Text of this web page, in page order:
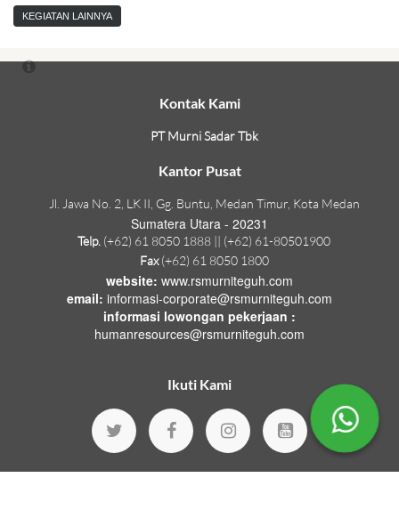
KEGIATAN LAINNYA
Kontak Kami
PT Murni Sadar Tbk
Kantor Pusat
Jl. Jawa No. 2, LK II, Gg. Buntu, Medan Timur, Kota Medan
Sumatera Utara - 20231
Telp. (+62) 61 8050 1888 || (+62) 61-80501900
Fax(+62) 61 8050 1800
website: www.rsmurniteguh.com
email: informasi-corporate@rsmurniteguh.com
informasi lowongan pekerjaan :
humanresources@rsmurniteguh.com
Ikuti Kami